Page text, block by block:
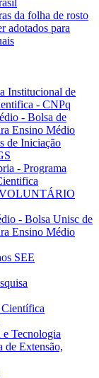
da folha de rosto
adotados para
Institucional de
- CNPq
- Bolsa de
Ensino Médio
de Iniciação
- Programa
VOLUNTÁRIO
- Bolsa Unisc de
Ensino Médio
SEE
e Tecnologia
de Extensão,